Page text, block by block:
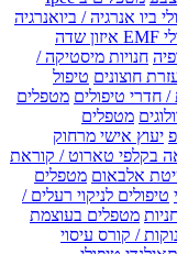
ביו אנרגיה / ביואנרגיה
טיפולי EMF איזון שדה
חנויות מיסטיקה /
חוצונים טיפול
חדרי טיפולים מטפלים
מטפלים
יעוץ אישי מרחוק
בקלפי טארוט / קוראת
אלבאום מטפלים
טיפולים לניקוי רעלים /
מטפלים בעוצמת
/ קורס עיסוי